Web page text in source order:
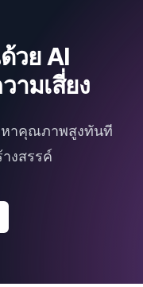
วย AI
ามเสี่ยง
หาคุณภาพสูงทันที
งสรรค์